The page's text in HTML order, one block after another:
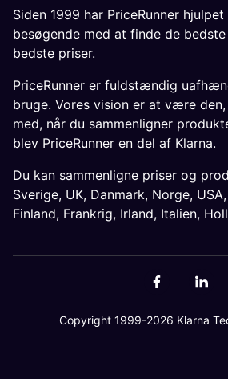
Siden 1999 har PriceRunner
besøgende med at finde de
bedste priser.
PriceRunner er fuldstændig
bruge. Vores vision er at være
med, når du sammenligner
blev PriceRunner en del af Klarna.
Du kan sammenligne priser og
Sverige, UK, Danmark, Norge, USA,
Finland, Frankrig, Irland, Italien,
Copyright 1999-2026 Klarna